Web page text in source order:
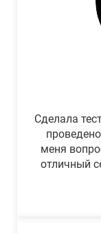
Сделала
меня
отличный